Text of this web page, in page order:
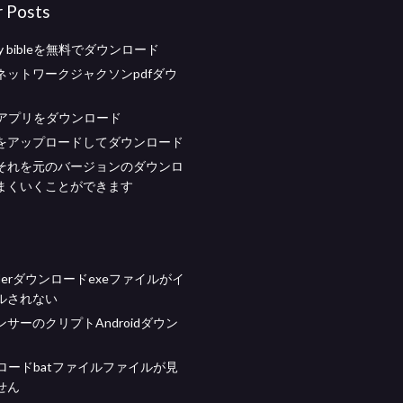
Posts
bibleを無料でダウンロード
ットワークジャクソンpdfダウ
プリをダウンロード
アップロードしてダウンロード
れを元のバージョンのダウンロ
くいくことができます
ダウンロードexeファイルがイ
されない
サーのクリプトAndroidダウン
ードbatファイルファイルが見
ん